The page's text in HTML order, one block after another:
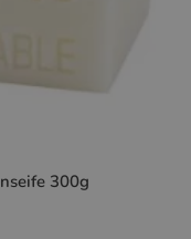
300g